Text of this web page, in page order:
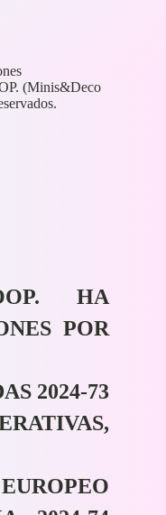
(Minis&Deco
HA
POR
2024-73